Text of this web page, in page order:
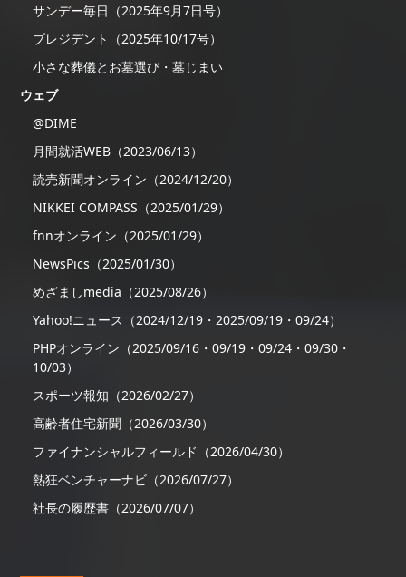
サンデー毎日（2025年9月7日号）
プレジデント（2025年10/17号）
小さな葬儀とお墓選び・墓じまい
ウェブ
@DIME
月間就活WEB（2023/06/13）
読売新聞オンライン（2024/12/20）
NIKKEI COMPASS（2025/01/29）
fnnオンライン（2025/01/29）
NewsPics（2025/01/30）
めざましmedia（2025/08/26）
Yahoo!ニュース（2024/12/19・2025/09/19・09/24）
PHPオンライン（2025/09/16・09/19・09/24・09/30・
10/03）
スポーツ報知（2026/02/27）
高齢者住宅新聞（2026/03/30）
ファイナンシャルフィールド（2026/04/30）
熱狂ベンチャーナビ（2026/07/27）
社長の履歴書（2026/07/07）